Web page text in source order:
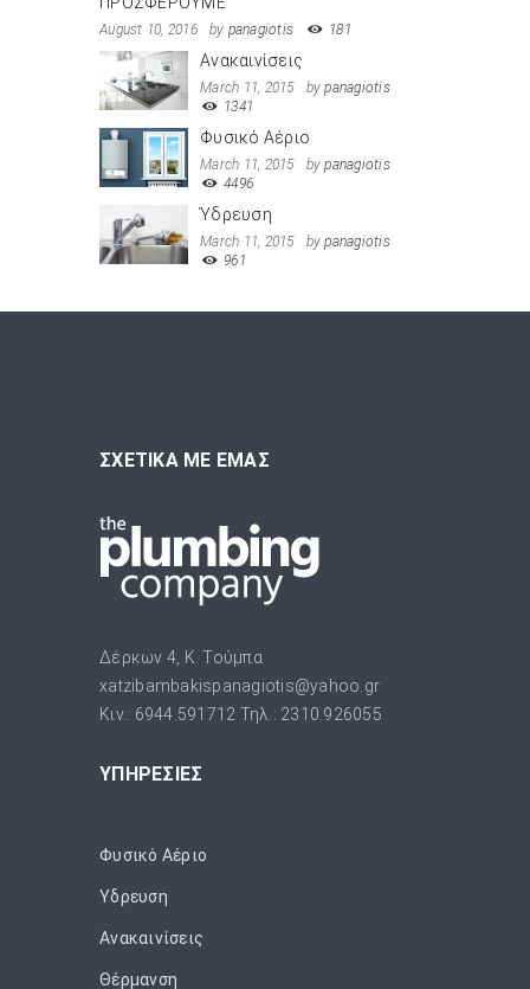
August 10, 2016 by panagiotis 181
Ανακαινίσεις
March 11, 2015 bypanagiotis
1341
Φυσικό Αέριο
March 11, 2015 bypanagiotis
4496
Ύδρευση
March 11, 2015 bypanagiotis
961
ΣΧΕΤΙΚΑ ΜΕ ΕΜΑΣ
Δέρκων 4, Κ. Τούμπα
xatzibambakispanagiotis@yahoo.gr
Κιν.: 6944.591712 Τηλ.: 2310.926055
ΥΠΗΡΕΣΙΕΣ
Φυσικό Αέριο
Ύδρευση
Ανακαινίσεις
Θέρμανση